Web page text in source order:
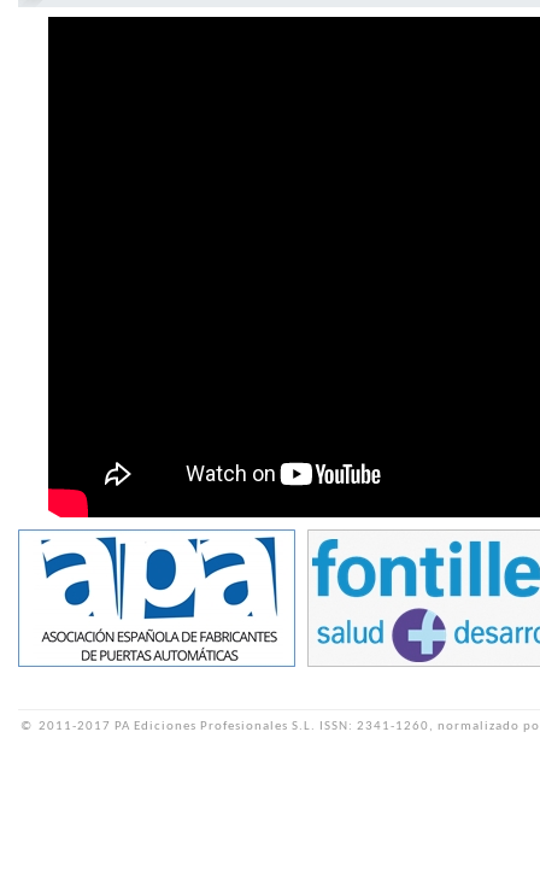
© 2011-2017 PA Ediciones Profesionales S.L. ISSN: 2341-1260, normalizado